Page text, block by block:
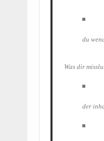
du
Was dir
der